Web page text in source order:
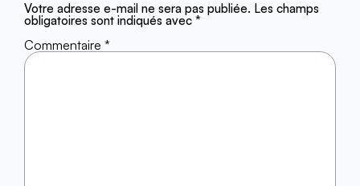
Votre adresse e-mail ne sera pas publiée. Les champs
obligatoires sont indiqués avec *
Commentaire *